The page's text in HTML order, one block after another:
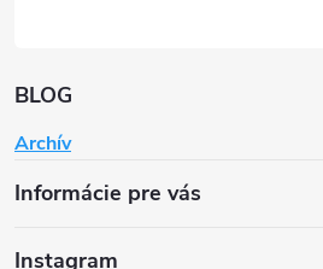
BLOG
Archív
Informácie pre vás
Instagram